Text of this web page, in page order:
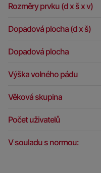
Rozměry prvku (d x š x v)
Dopadová plocha (d x š)
Dopadová plocha
Výška volného pádu
Věková skupina
Počet uživatelů
V souladu s normou: